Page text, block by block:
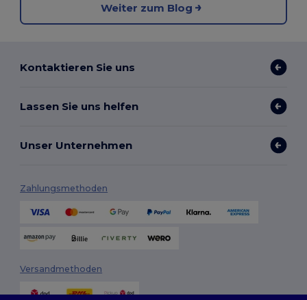
Weiter zum Blog
Kontaktieren Sie uns
Lassen Sie uns helfen
Unser Unternehmen
Zahlungsmethoden
Versandmethoden